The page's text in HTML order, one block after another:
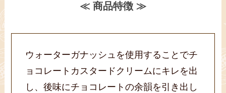
≪ 商品特徴 ≫
ウォーターガナッシュを使用することでチ
ョコレートカスタードクリームにキレを出
し、後味にチョコレートの余韻を引き出し